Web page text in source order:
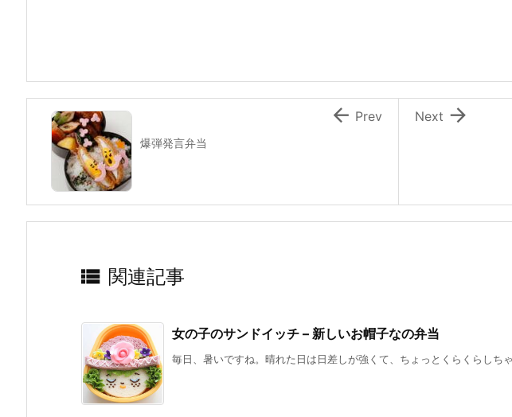
k

Next
爆弾発言弁当
 Prev
 関連記事
女の子のサンドイッチ – 新しいお帽子なの弁当
毎日、暑いですね。晴れた日は日差しが強くて、ちょっとくらくらしち